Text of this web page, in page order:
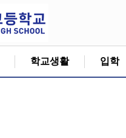
학교생활 입학